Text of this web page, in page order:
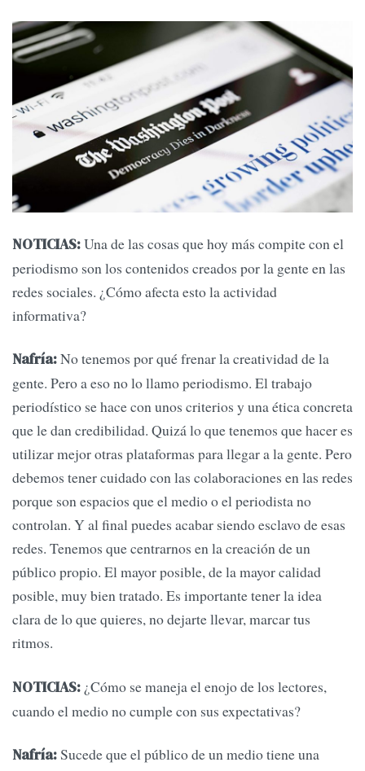
NOTICIAS:Una de las cosas que hoy más compite con el
periodismo son los contenidos creados por la gente en las
redes sociales. ¿Cómo afecta esto la actividad
informativa?
Nafría:No tenemos por qué frenar la creatividad de la
gente. Pero a eso no lo llamo periodismo. El trabajo
periodístico se hace con unos criterios y una ética concreta
que le dan credibilidad. Quizá lo que tenemos que hacer es
utilizar mejor otras plataformas para llegar a la gente. Pero
debemos tener cuidado con las colaboraciones en las redes
porque son espacios que el medio o el periodista no
controlan. Y al final puedes acabar siendo esclavo de esas
redes. Tenemos que centrarnos en la creación de un
público propio. El mayor posible, de la mayor calidad
posible, muy bien tratado. Es importante tener la idea
clara de lo que quieres, no dejarte llevar, marcar tus
ritmos.
NOTICIAS: ¿Cómo se maneja el enojo de los lectores,
cuando el medio no cumple con sus expectativas?
Nafría:Sucede que el público de un medio tiene una